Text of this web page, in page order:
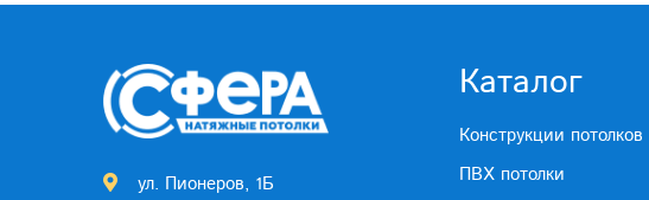
ул. Пионеров, 1Б
Каталог
Конструкции потолков
ПВХ потолки